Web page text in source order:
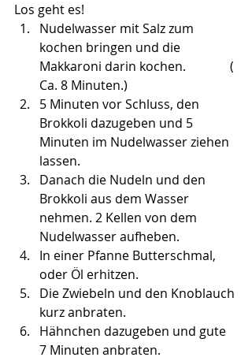
Los geht es!
Nudelwasser mit Salz zum
kochen bringen und die
Makkaroni darin kochen.              (
Ca. 8 Minuten.)
5 Minuten vor Schluss, den
Brokkoli dazugeben und 5
Minuten im Nudelwasser ziehen
lassen.
Danach die Nudeln und den
Brokkoli aus dem Wasser
nehmen. 2 Kellen von dem
Nudelwasser aufheben.
In einer Pfanne Butterschmal,
oder Öl erhitzen.
Die Zwiebeln und den Knoblauch
kurz anbraten.
Hähnchen dazugeben und gute
7 Minuten anbraten.